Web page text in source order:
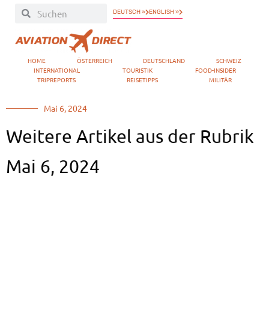
DEUTSCH » ENGLISH »
HOME ÖSTERREICH DEUTSCHLAND
SCHWEIZ
INTERNATIONAL
TOURISTIK
FOOD-INSIDER
TRIPREPORTS
REISETIPPS MILITÄR
Mai 6, 2024
Weitere Artikel aus der Rubrik
Mai 6, 2024